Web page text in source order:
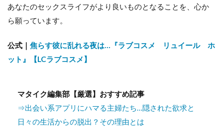
あなたのセックスライフがより良いものとなることを、心か
ら願っています。
公式｜ 焦らす彼に乱れる夜は…『ラブコスメ リュイール ホ
ット』【LCラブコスメ】
マタイク編集部【厳選】おすすめ記事
⇒出会い系アプリにハマる主婦たち…隠された欲求と
日々の生活からの脱出？その理由とは